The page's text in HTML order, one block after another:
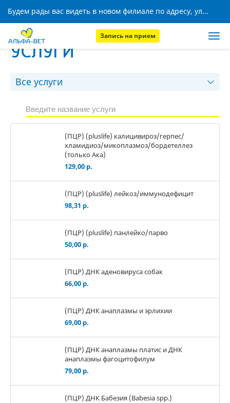
Будем рады вас видеть в новом филиале по адресу, ул. Кижеватова, 8!
Запись на прием
УСЛУГИ
(ПЦР) (pluslife) калицивироз/герпес/
хламидиоз/микоплазмоз/бордетеллез
(только Ака)
129,00 р.
(ПЦР) (pluslife) лейкоз/иммунодефицит
98,31 р.
(ПЦР) (pluslife) панлейко/парво
50,00 р.
(ПЦР) ДНК аденовируса собак
66,00 р.
(ПЦР) ДНК анаплазмы и эрлихии
69,00 р.
(ПЦР) ДНК анаплазмы платис и ДНК
анаплазмы фагоцитофилум
79,00 р.
(ПЦР) ДНК Бабезия (Babesia spp.)